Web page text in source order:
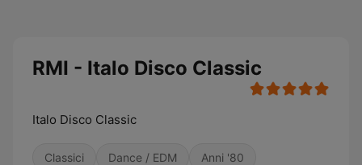
RMI - Italo Disco Classic
Italo Disco Classic
Classici Dance / EDM Anni '80